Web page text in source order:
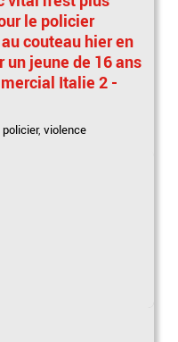
le policier
couteau hier en
un jeune de 16 ans
Italie 2 -
policier,violence